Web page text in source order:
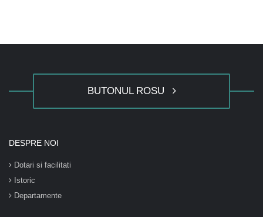
BUTONUL ROSU
DESPRE NOI
Dotari si facilitati
Istoric
Departamente